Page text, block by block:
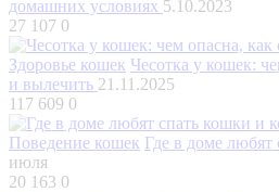
домашних условиях 5.10.2023
27 107 0
Здоровье кошек Чесотка у кошек:
и вылечить 21.11.2025
117 609 0
Поведение кошек Где в доме любят
июля
20 163 0